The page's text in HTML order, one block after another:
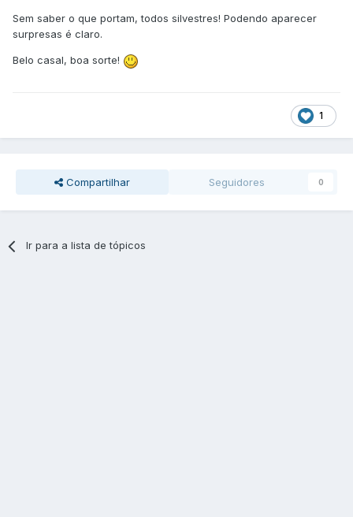
Sem saber o que portam, todos silvestres! Podendo aparecer
surpresas é claro.
Belo casal, boa sorte!
1
Compartilhar Seguidores 0
Ir para a lista de tópicos